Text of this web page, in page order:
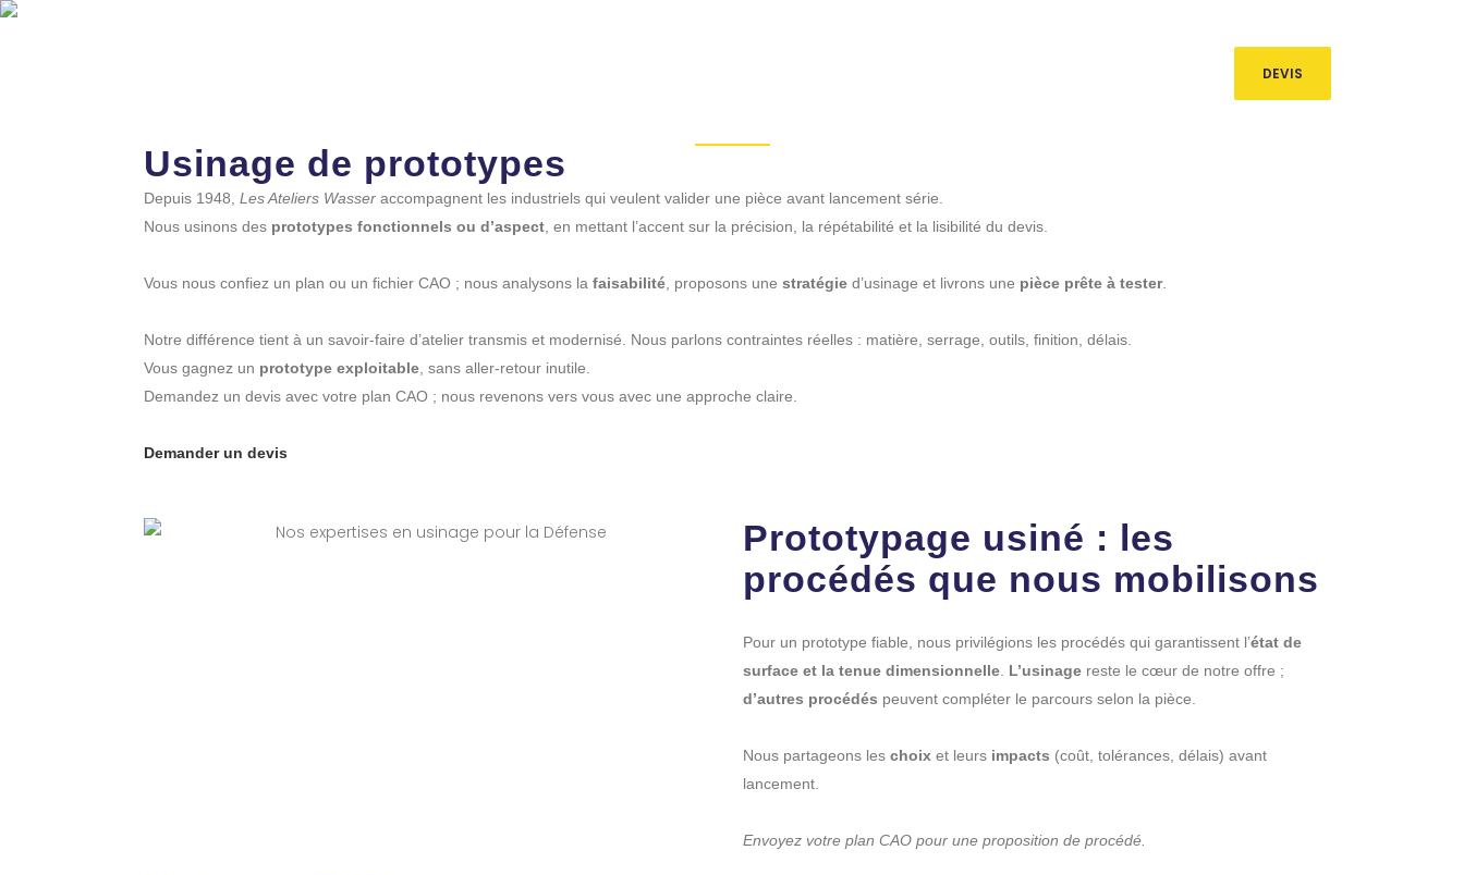
DEVIS
Usinage de prototypes
Depuis 1948, Les Ateliers Wasser accompagnent les industriels qui veulent valider une pièce avant lancement série.
Nous usinons des prototypes fonctionnels ou d’aspect , en mettant l’accent sur la précision, la répétabilité et la lisibilité du devis.
Vous nous confiez un plan ou un fichier CAO ; nous analysons la faisabilité , proposons une stratégie d’usinage et livrons une pièce prête à tester.
Notre différence tient à un savoir-faire d’atelier transmis et modernisé. Nous parlons contraintes réelles : matière, serrage, outils, finition, délais.
Vous gagnez un prototype exploitable , sans aller-retour inutile.
Demandez un devis avec votre plan CAO ; nous revenons vers vous avec une approche claire.
Demander un devis
Prototypage usiné : les
procédés que nous mobilisons
Pour un prototype fiable, nous privilégions les procédés qui garantissent l’état de
surface et la tenue dimensionnelle L’usinage reste le cœur de notre offre ;
d’autres procédés peuvent compléter le parcours selon la pièce.
Nous partageons les choix et leurs impacts (coût, tolérances, délais) avant
lancement.
Envoyez votre plan CAO pour une proposition de procédé.